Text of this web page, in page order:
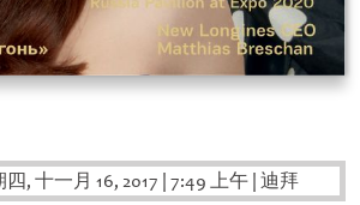
, 十一月 16, 2017 7:49 上午 迪拜